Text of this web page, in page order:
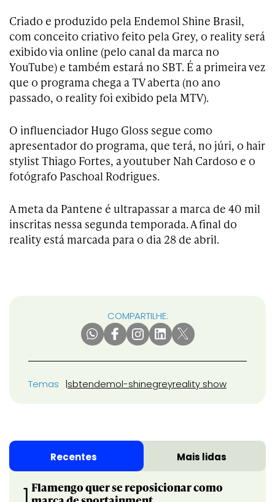
Criado e produzido pela Endemol Shine Brasil,
com conceito criativo feito pela Grey, o reality será
exibido via online (pelo canal da marca no
YouTube) e também estará no SBT. É a primeira vez
que o programa chega a TV aberta (no ano
passado, o reality foi exibido pela MTV).
O influenciador Hugo Gloss segue como
apresentador do programa, que terá, no júri, o hair
stylist Thiago Fortes, a youtuber Nah Cardoso e o
fotógrafo Paschoal Rodrigues.
A meta da Pantene é ultrapassar a marca de 40 mil
inscritas nessa segunda temporada. A final do
reality está marcada para o dia 28 de abril.
COMPARTILHE:
Temas sbtendemol-shinegreyreality show
Recentes Mais lidas
Flamengo quer se reposicionar como